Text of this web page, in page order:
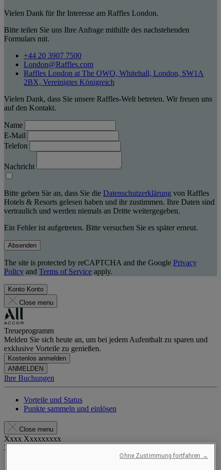
Vielen Dank für Ihr Interesse am Raffles London.
Bitte teilen Sie uns Ihre Anfrage mithilfe des nachstehenden
Formulars mit.
+44 20 3907 7500
London@Raffles.com
Raffles London at The OWO, Whitehall, London, SW1A
2BX, Vereinigtes Königreich
Vielen Dank, dass Sie unsere Raffles-Welt betreten. Wir freuen uns
auf den Kontakt.
Name
E-Mail
Telefon
Nachricht
Bitte geben Sie an, dass Sie die Datenschutzerklärung von Raffles
Hotels & Resorts gelesen haben und ihr zustimmen. Ihre Daten sind
vertraulich und werden niemals an Dritte weitergegeben.
Ein Fehler ist aufgetreten. Bitte versuchen Sie es später erneut.
Absenden
The site is protected by reCAPTCHA and the Google Privacy
Policy and Terms of Service apply.
Konto Konto
Close menu
Treueprogramm
Melden Sie sich heute an, um bei jedem Aufenthalt zu sparen und
exklusive Vorteile zu genießen.
Kostenlos anmelden
ANMELDEN
Ihre Buchungen
Vorteile und Status
Punkte sammeln und einlösen
Close menu
Xxxx Xxxxxxxxx
XXXXXX X XXXXXXXX X
Ohne Zustimmung fortfahren →